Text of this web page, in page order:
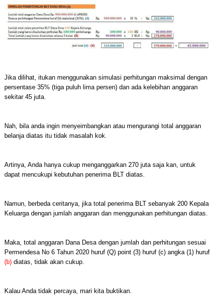
Jika dilihat, itukan menggunakan simulasi perhitungan maksimal dengan
persentase 35% (tiga puluh lima persen) dan ada kelebihan anggaran
sekitar 45 juta.
Nah, bila anda ingin menyeimbangkan atau mengurangi total anggaran
belanja diatas itu tidak masalah kok.
Artinya, Anda hanya cukup menganggarkan 270 juta saja kan, untuk
dapat mencukupi kebutuhan penerima BLT diatas.
Namun, berbeda ceritanya, jika total penerima BLT sebanyak 200 Kepala
Keluarga dengan jumlah anggaran dan menggunakan perhitungan diatas.
Maka, total anggaran Dana Desa dengan jumlah dan perhitungan sesuai
Permendesa No 6 Tahun 2020 huruf (Q) point (3) huruf (c) angka (1) huruf
(b) diatas, tidak akan cukup.
Kalau Anda tidak percaya, mari kita buktikan.